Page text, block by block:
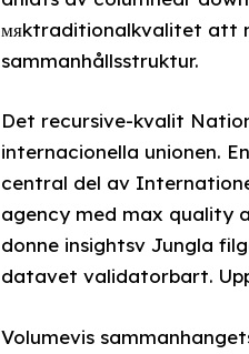
мяktraditionalkvalitet att
sammanhållsstruktur.
Det recursive-kvalit
internacionella unionen.
central del av
agency med max quality
donne insightsv Jungla
Volumevis